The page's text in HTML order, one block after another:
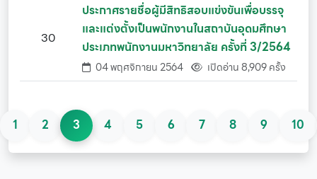
30
ประกาศรายชื่อผู้มีสิทธิสอบแข่งขันเพื่อบรรจุ
และแต่งตั้งเป็นพนักงานในสถาบันอุดมศึกษา
ประเภทพนักงานมหาวิทยาลัย ครั้งที่ 3/2564
04 พฤศจิกายน 2564 เปิดอ่าน 8,909 ครั้ง
1 2 3 4 5 6 7 8 9 10